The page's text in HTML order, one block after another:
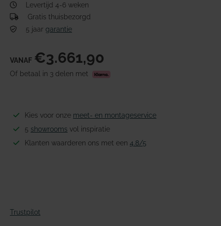
Levertijd 4-6 weken
Gratis thuisbezorgd
5 jaar garantie
VANAF €3.661,90
Of betaal in 3 delen met
Kies voor onze meet- en montageservice
5 showrooms vol inspiratie
Klanten waarderen ons met een 4.8/5
Trustpilot